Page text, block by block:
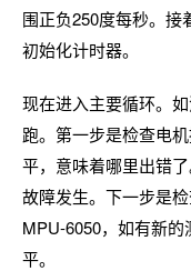
围正负250度每秒。接
初始化计时器。
现在进入主要循环。
跑。第一步是检查电
平，意味着哪里出错
故障发生。下一步是
MPU-6050，如有新
平。